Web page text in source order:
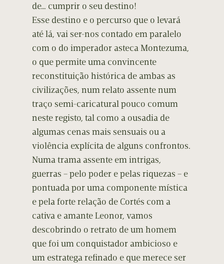
de… cumprir o seu destino!
Esse destino e o percurso que o levará
até lá, vai ser-nos contado em paralelo
com o do imperador asteca Montezuma,
o que permite uma convincente
reconstituição histórica de ambas as
civilizações, num relato assente num
traço semi-caricatural pouco comum
neste registo, tal como a ousadia de
algumas cenas mais sensuais ou a
violência explícita de alguns confrontos.
Numa trama assente em intrigas,
guerras – pelo poder e pelas riquezas – e
pontuada por uma componente mística
e pela forte relação de Cortés com a
cativa e amante Leonor, vamos
descobrindo o retrato de um homem
que foi um conquistador ambicioso e
um estratega refinado e que merece ser